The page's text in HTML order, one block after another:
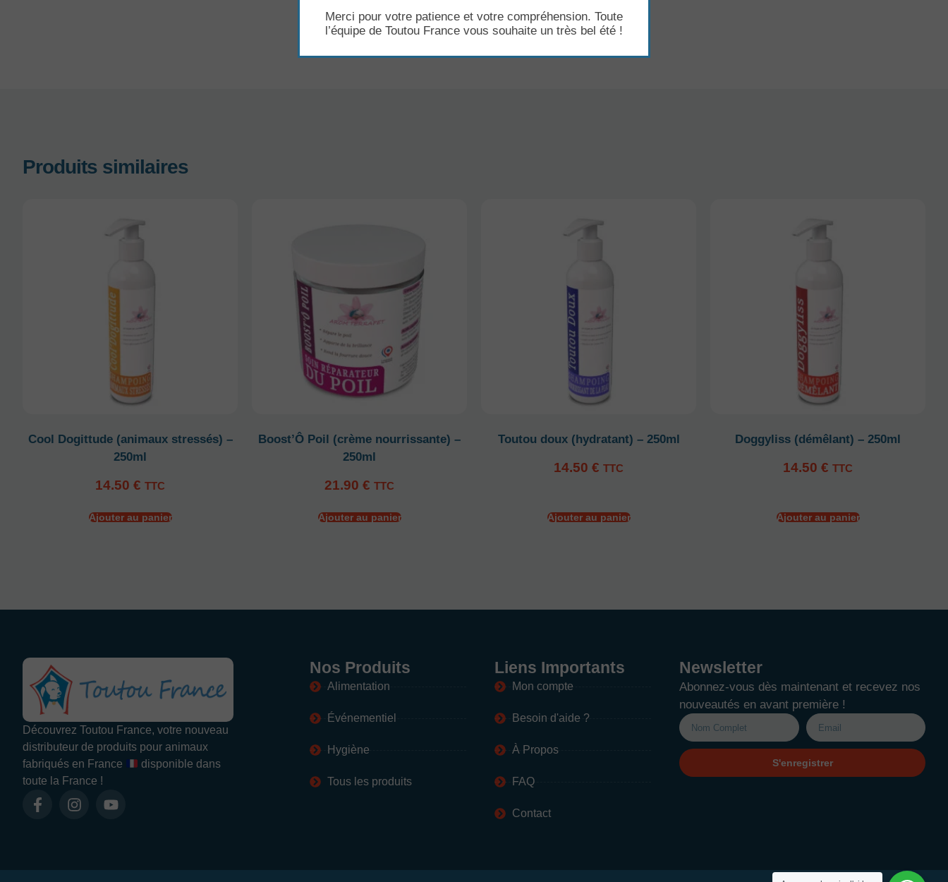
Produits similaires
Cool Dogittude (animaux stressés) –
250ml
14.50 € TTC
Ajouter au panier
Boost’Ô Poil (crème nourrissante) –
250ml
21.90 € TTC
Ajouter au panier
Toutou doux (hydratant) – 250ml
14.50 € TTC
Ajouter au panier
Doggyliss (démêlant) – 250ml
14.50 € TTC
Ajouter au panier
Découvrez Toutou France, votre nouveau
distributeur de produits pour animaux
fabriqués en France
disponible dans
toute la France !
Nos Produits
Alimentation
Événementiel
Hygiène
Tous les produits
Liens Importants
Mon compte
Besoin d'aide ?
À Propos
FAQ
Contact
Newsletter
Abonnez-vous dès maintenant et recevez nos
nouveautés en avant première !
S'enregistrer
Merci pour votre patience et votre compréhension. Toute
l’équipe de Toutou France vous souhaite un très bel été !